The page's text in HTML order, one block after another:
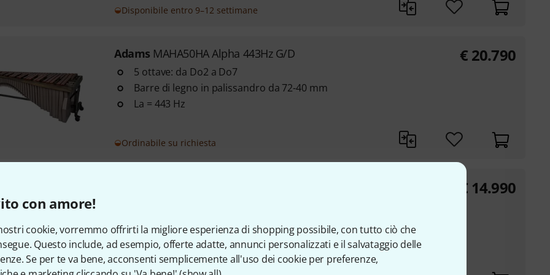
con amore!
cookie, vorremmo offrirti la migliore esperienza di shopping possibile, con tutto ciò che
Questo include, ad esempio, offerte adatte, annunci personalizzati e il salvataggio delle
Se per te va bene, acconsenti semplicemente all'uso dei cookie per preferenze,
Disponibile entro 9–12 settimane
Adams MAHA50HA Alpha 443Hz G/D
5 ottave: da Do2 a Do7
Barre di legno in palissandro da 72-40 mm
La = 443 Hz
Ordinabile su richiesta
€ 20.790
armoniche
Estensione: 5 ottave (Do2-Do7)
Accordata con precisione a 442 Hz (Alpha-Voicing)
€ 14.990